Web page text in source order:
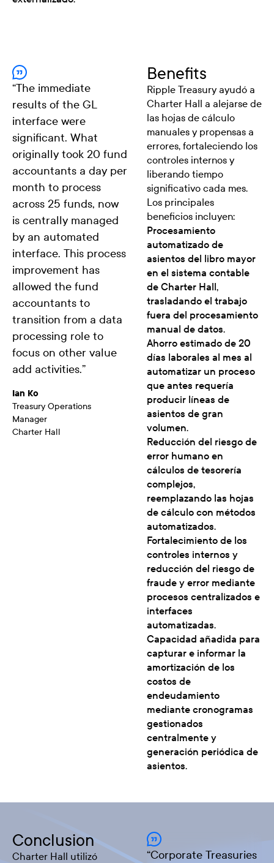
“The immediate
results of the GL
interface were
significant. What
originally took 20 fund
accountants a day per
month to process
across 25 funds, now
is centrally managed
by an automated
interface. This process
improvement has
allowed the fund
accountants to
transition from a data
processing role to
focus on other value
add activities.”
Ian Ko
Treasury Operations
Manager
Charter Hall
Benefits
Ripple Treasury ayudó a
Charter Hall a alejarse de
las hojas de cálculo
manuales y propensas a
errores, fortaleciendo los
controles internos y
liberando tiempo
significativo cada mes.
Los principales
beneficios incluyen:
Procesamiento
automatizado de
asientos del libro mayor
en el sistema contable
de Charter Hall,
trasladando el trabajo
fuera del procesamiento
manual de datos.
Ahorro estimado de 20
días laborales al mes al
automatizar un proceso
que antes requería
producir líneas de
asientos de gran
volumen.
Reducción del riesgo de
error humano en
cálculos de tesorería
complejos,
reemplazando las hojas
de cálculo con métodos
automatizados.
Fortalecimiento de los
controles internos y
reducción del riesgo de
fraude y error mediante
procesos centralizados e
interfaces
automatizadas.
Capacidad añadida para
capturar e informar la
amortización de los
costos de
endeudamiento
mediante cronogramas
gestionados
centralmente y
generación periódica de
asientos.
Conclusion
Charter Hall utilizó
“Corporate Treasuries